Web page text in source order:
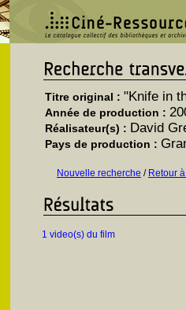
Titre original : "Knife in
Année de production :
Réalisateur(s) : David
Pays de production :
Nouvelle recherche / Retour
1 video(s) du film